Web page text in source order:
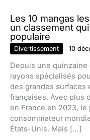
Les 10 mangas
un classement
populaire
Divertissement 10
Depuis une quinzaine
rayons spécialisés
des grandes surfaces
françaises. Avec plus
en France en 2023,
consommateur
États-Unis. Mais […]